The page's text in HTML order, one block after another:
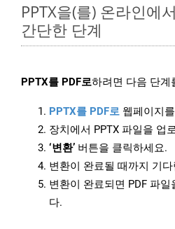
PPTX을(를) 온라인에
간단한 단계
PPTX를 PDF로하려면 다음 단계
PPTX를 PDF로 웹페이지
장치에서 PPTX 파일을 업
‘변환’ 버튼을 클릭하세요.
변환이 완료될 때까지 기
변환이 완료되면 PDF 파
다.